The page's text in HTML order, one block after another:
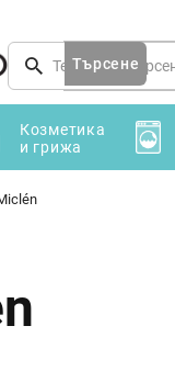
Търсене
Козметика
и грижа